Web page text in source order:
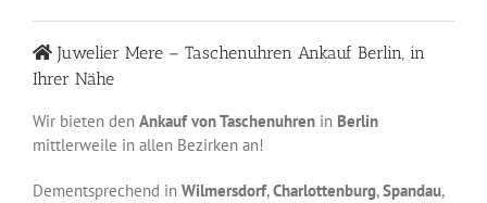
Juwelier Mere – Taschenuhren Ankauf Berlin, in
Ihrer Nähe
Wir bieten den Ankauf von Taschenuhren in Berlin
mittlerweile in allen Bezirken an!
Dementsprechend in Wilmersdorf,Charlottenburg,Spandau,